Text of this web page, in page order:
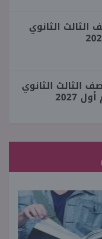
الثانوي
الثالث الثانوي
2027